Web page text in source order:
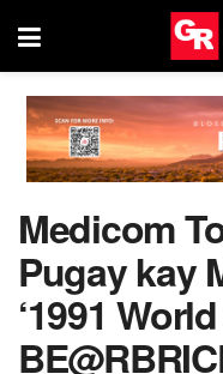
Medicom
Pugay kay
‘1991